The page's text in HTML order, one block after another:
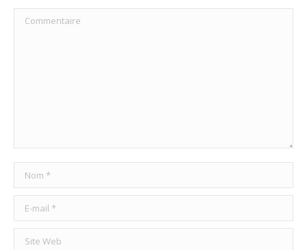
Commentaire
Nom *
E-mail *
Site Web